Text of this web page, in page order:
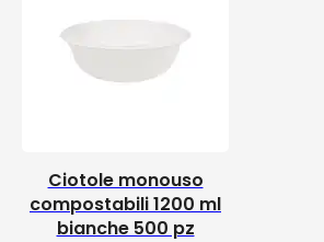
Ciotole monouso
compostabili 1200 ml
bianche 500 pz